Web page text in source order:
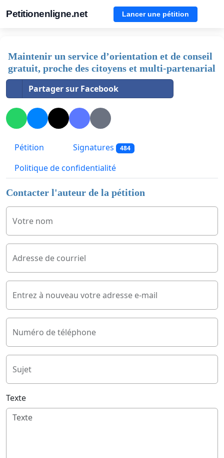
Petitionenligne.net Lancer une pétition
Maintenir un service d’orientation et de conseil
gratuit, proche des citoyens et multi-partenarial
Partager sur Facebook
Pétition Signatures 484
Politique de confidentialité
Contacter l'auteur de la pétition
Votre nom
Adresse de courriel
Entrez à nouveau votre adresse e-mail
Numéro de téléphone
Sujet
Texte